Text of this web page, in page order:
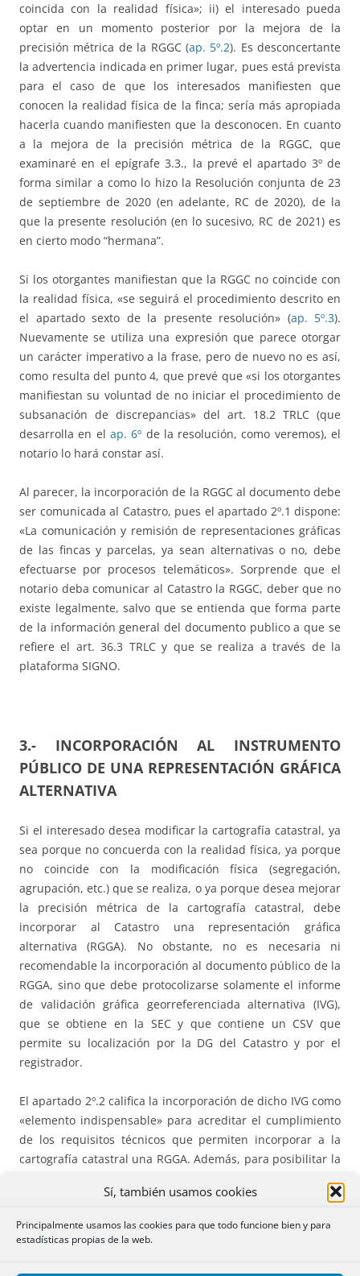
Sí, también usamos cookies
Principalmente usamos las cookies para que todo funcione bien y para
estadísticas propias de la web.
coincida con la realidad física»; ii) el interesado pueda
optar en un momento posterior por la mejora de la
precisión métrica de la RGGC (ap. 5º.2). Es desconcertante
la advertencia indicada en primer lugar, pues está prevista
para el caso de que los interesados manifiesten que
conocen la realidad física de la finca; sería más apropiada
hacerla cuando manifiesten que la desconocen. En cuanto
a la mejora de la precisión métrica de la RGGC, que
examinaré en el epígrafe 3.3., la prevé el apartado 3º de
forma similar a como lo hizo la Resolución conjunta de 23
de septiembre de 2020 (en adelante, RC de 2020), de la
que la presente resolución (en lo sucesivo, RC de 2021) es
en cierto modo “hermana”.
Si los otorgantes manifiestan que la RGGC no coincide con
la realidad física, «se seguirá el procedimiento descrito en
el apartado sexto de la presente resolución» (ap. 5º.3).
Nuevamente se utiliza una expresión que parece otorgar
un carácter imperativo a la frase, pero de nuevo no es así,
como resulta del punto 4, que prevé que «si los otorgantes
manifiestan su voluntad de no iniciar el procedimiento de
subsanación de discrepancias» del art. 18.2 TRLC (que
desarrolla en el ap. 6º de la resolución, como veremos), el
notario lo hará constar así.
Al parecer, la incorporación de la RGGC al documento debe
ser comunicada al Catastro, pues el apartado 2º.1 dispone:
«La comunicación y remisión de representaciones gráficas
de las fincas y parcelas, ya sean alternativas o no, debe
efectuarse por procesos telemáticos». Sorprende que el
notario deba comunicar al Catastro la RGGC, deber que no
existe legalmente, salvo que se entienda que forma parte
de la información general del documento publico a que se
refiere el art. 36.3 TRLC y que se realiza a través de la
plataforma SIGNO.
3.- INCORPORACIÓN AL INSTRUMENTO
PÚBLICO DE UNA REPRESENTACIÓN GRÁFICA
ALTERNATIVA
Si el interesado desea modificar la cartografía catastral, ya
sea porque no concuerda con la realidad física, ya porque
no coincide con la modificación física (segregación,
agrupación, etc.) que se realiza, o ya porque desea mejorar
la precisión métrica de la cartografía catastral, debe
incorporar al Catastro una representación gráfica
alternativa (RGGA). No obstante, no es necesaria ni
recomendable la incorporación al documento público de la
RGGA, sino que debe protocolizarse solamente el informe
de validación gráfica georreferenciada alternativa (IVG),
que se obtiene en la SEC y que contiene un CSV que
permite su localización por la DG del Catastro y por el
registrador.
El apartado 2º.2 califica la incorporación de dicho IVG como
«elemento indispensable» para acreditar el cumplimiento
de los requisitos técnicos que permiten incorporar a la
cartografía catastral una RGGA. Además, para posibilitar la
base de datos catastral es necesario que el IVG sea
comunicación por los notarios al Catastro de la RGGA se